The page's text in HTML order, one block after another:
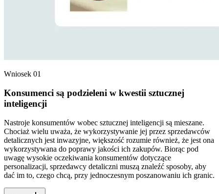
Wniosek 01
Konsumenci są podzieleni w kwestii sztucznej
inteligencji
Nastroje konsumentów wobec sztucznej inteligencji są mieszane.
Chociaż wielu uważa, że wykorzystywanie jej przez sprzedawców
detalicznych jest inwazyjne, większość rozumie również, że jest ona
wykorzystywana do poprawy jakości ich zakupów. Biorąc pod
uwagę wysokie oczekiwania konsumentów dotyczące
personalizacji, sprzedawcy detaliczni muszą znaleźć sposoby, aby
dać im to, czego chcą, przy jednoczesnym poszanowaniu ich granic.